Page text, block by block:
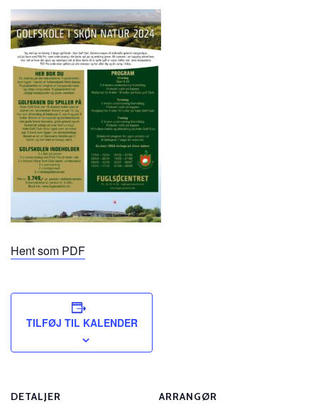
Hent som PDF
TILFØJ TIL KALENDER
DETALJER ARRANGØR